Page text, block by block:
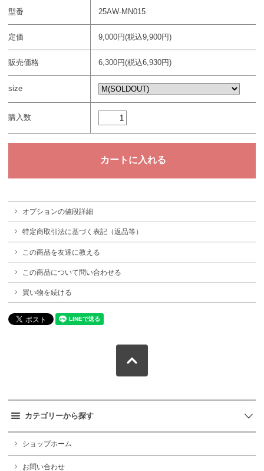
型番 25AW-MN015
定価 9,000円(税込9,900円)
販売価格 6,300円(税込6,930円)
size
購入数
オプションの値段詳細
特定商取引法に基づく表記（返品等）
この商品を友達に教える
この商品について問い合わせる
買い物を続ける
カテゴリーから探す
ショップホーム
お問い合わせ